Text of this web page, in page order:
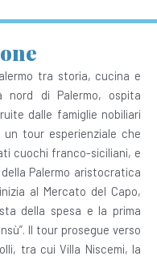
tra storia, cucina e
nord di Palermo, ospita
dalle famiglie nobiliari
un tour esperienziale che
cuochi franco-siciliani, e
Palermo aristocratica
al Mercato del Capo,
della spesa e la prima
Il tour prosegue verso
tra cui Villa Niscemi, la